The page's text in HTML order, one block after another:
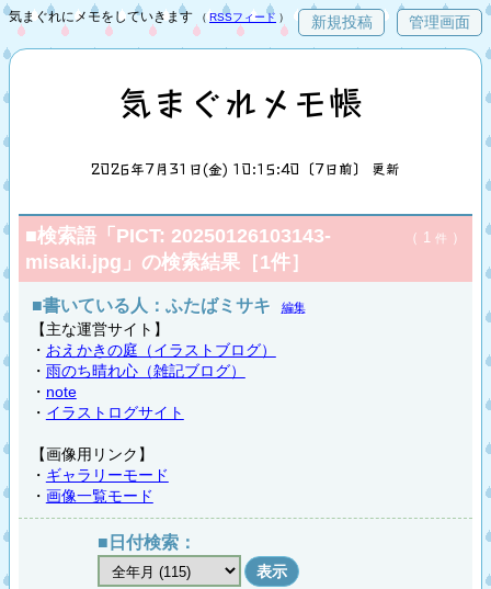
気まぐれにメモをしていきます （RSSフィード ） 新規投稿 管理画面
気まぐれメモ帳
2026年7月31日(金) 10:15:40〔7日前〕 更新
■検索語「PICT: 20250126103143-
misaki.jpg」の検索結果［1件］
（ 1 件 ）
■書いている人：ふたばミサキ 編集
【主な運営サイト】
・ おえかきの庭（イラストブログ）
・ 雨のち晴れ心（雑記ブログ）
・ note
・ イラストログサイト
【画像用リンク】
・ ギャラリーモード
・ 画像一覧モード
■日付検索：